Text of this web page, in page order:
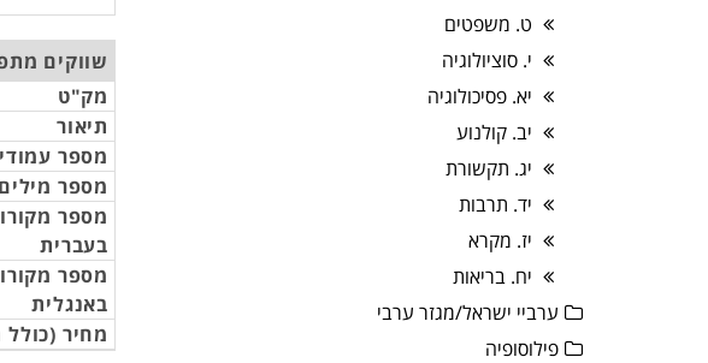
שווקים
מק"ט
תיאור
מספר
מספר מילים
מספר
בעברית
מספר
באנגלית
מחיר
ט. משפטים
י. סוציולוגיה
יא. פסיכולוגיה
יב. קולנוע
יג. תקשורת
יד. תרבות
יז. מקרא
יח. בריאות
ערביי ישראל/מגזר ערבי
פילוסופיה